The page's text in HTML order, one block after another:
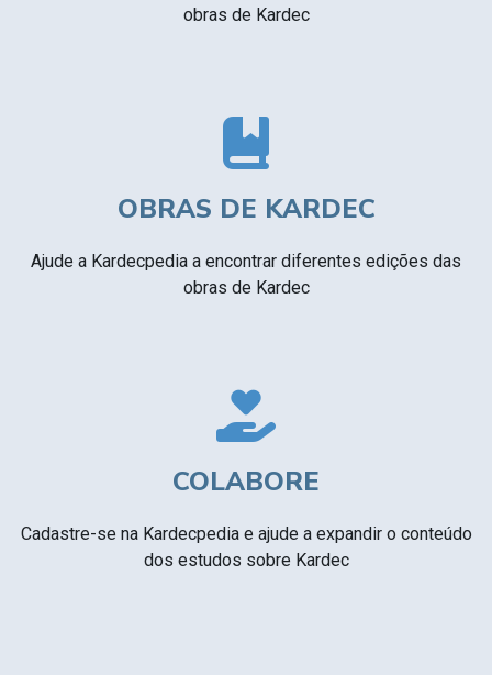
obras de Kardec
OBRAS DE KARDEC
Ajude a Kardecpedia a encontrar diferentes edições das
obras de Kardec
COLABORE
Cadastre-se na Kardecpedia e ajude a expandir o conteúdo
dos estudos sobre Kardec